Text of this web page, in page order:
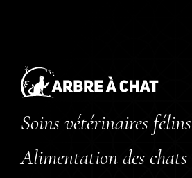
Soins vétérinaires félins
Alimentation des chats